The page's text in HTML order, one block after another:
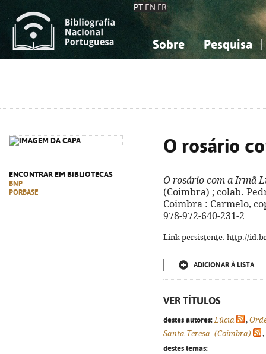
PT EN FR
Sobre Pesquisa
ENCONTRAR EM BIBLIOTECAS
BNP
PORBASE
O rosário
O rosário com a Irmã
(Coimbra) ; colab.
Coimbra : Carmelo,
978-972-640-231-2
Link persistente: http://
ADICIONAR À LISTA
VER TÍTULOS
destes autores: Lúcia ,
Santa Teresa. (Coimbra)
,
destes temas: